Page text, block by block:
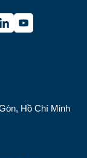
Hồ Chí Minh